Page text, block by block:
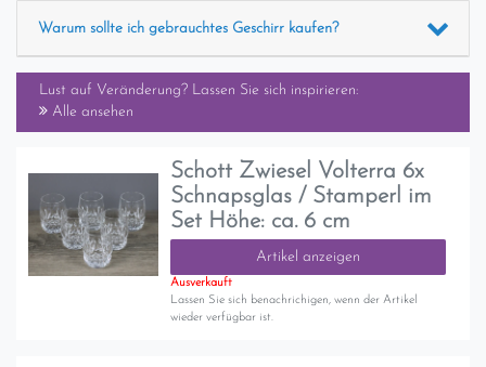
Warum sollte ich gebrauchtes Geschirr kaufen?
Lust auf Veränderung? Lassen Sie sich inspirieren:
Alle ansehen
Schott Zwiesel Volterra 6x
Schnapsglas / Stamperl im
Set Höhe: ca. 6 cm
Artikel anzeigen
Ausverkauft
Lassen Sie sich benachrichigen, wenn der Artikel
wieder verfügbar ist.